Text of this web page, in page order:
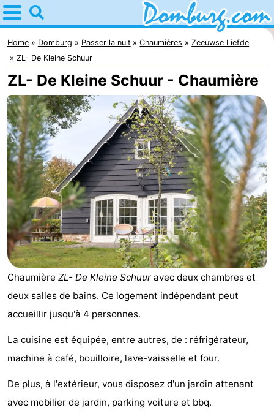
Home
Domburg
Astuces
Avec
les
enfants
Webcam
Webcam
Webcam
Plage
Passer
la
nuit
Appartements
-
Park
Loverendale
-
Résidence
Wijngaerde
Campings
Chambre
-
Home Domburg Passer la nuit Chaumières
Zeeuwse Liefde
ZL- De Kleine Schuur
ZL- De Kleine Schuur - Chaumière
Chaumière ZL- De Kleine Schuur avec deux chambres et
deux salles de bains. Ce logement indépendant peut
accueillir jusqu'à 4 personnes.
La cuisine est équipée, entre autres, de : réfrigérateur,
machine à café, bouilloire, lave-vaisselle et four.
De plus, à l'extérieur, vous disposez d'un jardin attenant
avec mobilier de jardin, parking voiture et bbq.